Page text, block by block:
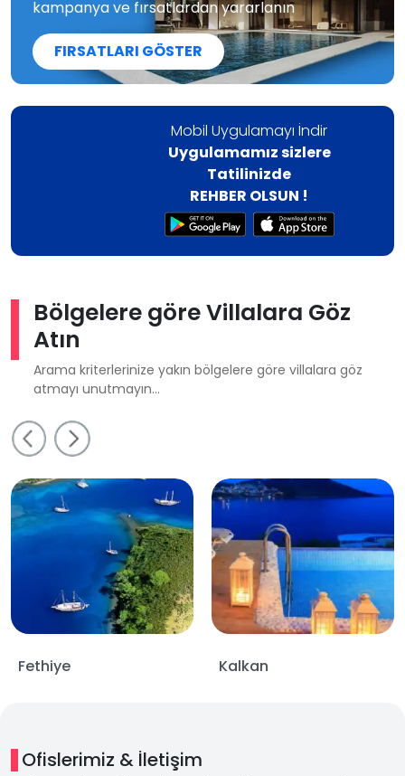
kampanya ve fırsatlardan yararlanın
FIRSATLARI GÖSTER
Mobil Uygulamayı İndir
Uygulamamız sizlere
Tatilinizde
REHBER OLSUN !
Bölgelere göre Villalara Göz
Atın
Arama kriterlerinize yakın bölgelere göre villalara göz
atmayı unutmayın...
Fethiye Kalkan
Ofislerimiz & İletişim